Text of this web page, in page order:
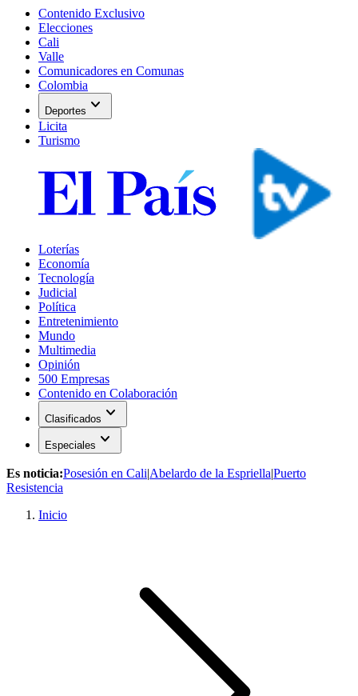
Contenido Exclusivo
Elecciones
Cali
Valle
Comunicadores en Comunas
Colombia
Deportes expand_more
Licita
Turismo
Loterías
Economía
Tecnología
Judicial
Política
Entretenimiento
Mundo
Multimedia
Opinión
500 Empresas
Contenido en Colaboración
Clasificados expand_more
Especiales expand_more
Es noticia:Posesión en Cali|Abelardo de la Espriella|Puerto
Resistencia
Inicio